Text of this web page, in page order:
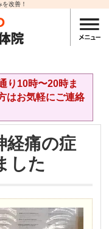
改善！
り10時〜20時ま
はお気軽にご連絡
経痛の症
した